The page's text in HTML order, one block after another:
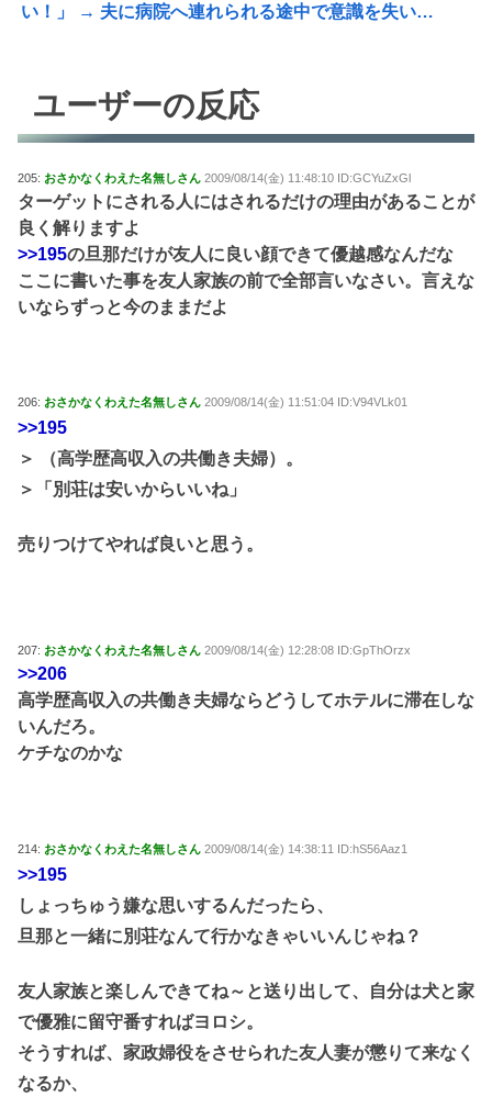
い！」 → 夫に病院へ連れられる途中で意識を失い…
ユーザーの反応
205: おさかなくわえた名無しさん 2009/08/14(金) 11:48:10 ID:GCYuZxGl
ターゲットにされる人にはされるだけの理由があることが
良く解りますよ
>>195の旦那だけが友人に良い顔できて優越感なんだな
ここに書いた事を友人家族の前で全部言いなさい。言えな
いならずっと今のままだよ
206: おさかなくわえた名無しさん 2009/08/14(金) 11:51:04 ID:V94VLk01
>>195
＞ （高学歴高収入の共働き夫婦）。
＞「別荘は安いからいいね」
売りつけてやれば良いと思う。
207: おさかなくわえた名無しさん 2009/08/14(金) 12:28:08 ID:GpThOrzx
>>206
高学歴高収入の共働き夫婦ならどうしてホテルに滞在しな
いんだろ。
ケチなのかな
214: おさかなくわえた名無しさん 2009/08/14(金) 14:38:11 ID:hS56Aaz1
>>195
しょっちゅう嫌な思いするんだったら、
旦那と一緒に別荘なんて行かなきゃいいんじゃね？
友人家族と楽しんできてね～と送り出して、自分は犬と家
で優雅に留守番すればヨロシ。
そうすれば、家政婦役をさせられた友人妻が懲りて来なく
なるか、